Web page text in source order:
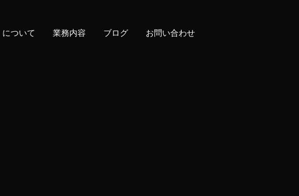
いて 業務内容 ブログ お問い合わせ